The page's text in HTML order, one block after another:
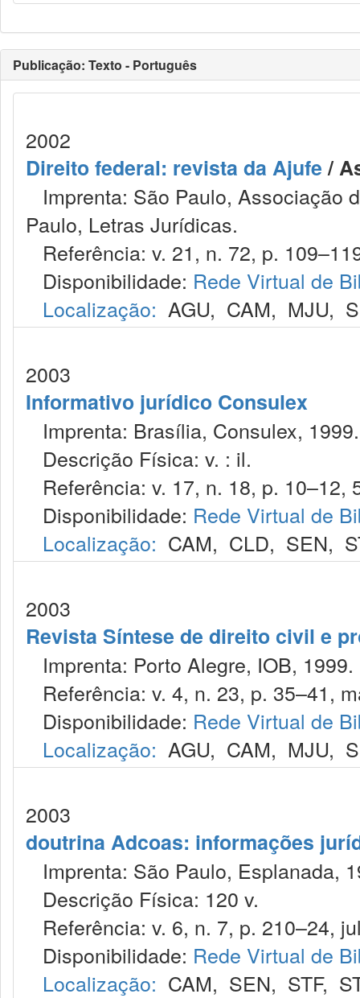
Publicação: Texto - Português
2002
Direito federal: revista da Ajufe/
Imprenta: São Paulo, Associação
Paulo, Letras Jurídicas.
Referência: v. 21, n. 72, p.
Disponibilidade: Rede Virtual de
Localização: AGU, CAM, MJU,
2003
Informativo jurídico Consulex
Imprenta: Brasília, Consulex, 1999.
Descrição Física: v. : il.
Referência: v. 17, n. 18, p. 10–12,
Disponibilidade: Rede Virtual de
Localização: CAM, CLD, SEN,
2003
Revista Síntese de direito civil e
Imprenta: Porto Alegre, IOB, 1999.
Referência: v. 4, n. 23, p. 35–41,
Disponibilidade: Rede Virtual de
Localização: AGU, CAM, MJU,
2003
doutrina Adcoas: informações
Imprenta: São Paulo, Esplanada,
Descrição Física: 120 v.
Referência: v. 6, n. 7, p. 210–24,
Disponibilidade: Rede Virtual de
Localização: CAM, SEN, STF,